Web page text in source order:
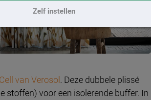
Zelf instellen
van Verosol. Deze dubbele plissé
voor een isolerende buffer. In